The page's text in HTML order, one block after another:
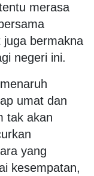
merasa
bermakna
negeri ini.
umat dan
tak akan
yang
kesempatan,